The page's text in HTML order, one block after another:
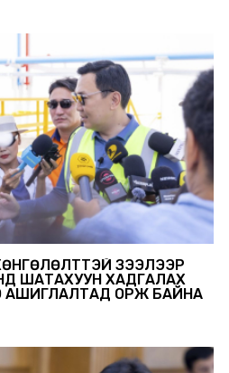
ЗЭЭЛЭЭР
АШИГЛАЛТАД ОРЖ БАЙНА